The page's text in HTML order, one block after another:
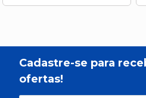
Cadastre-se para
ofertas!